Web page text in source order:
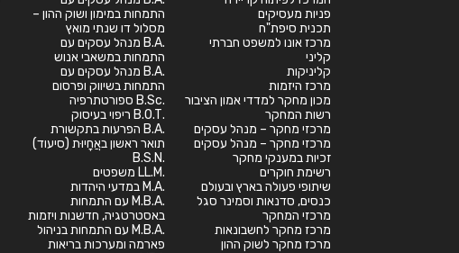
פניות מעסיקים
תכנית סיפת"ח
מרכז אונו למשפט חברתי
קליני
קליניקות
מרכז היזמות
מכון מחקר למדדי אמון הציבור
רשות המחקר
מרכזי מחקר – מנהל עסקים
מרכזי מחקר – מנהל עסקים
זכיות במענקי מחקר
רשימת חוקרים
שיתופי פעולה בארץ ובעולם
כנסים, סדנאות וסמינר סגל
מרכזי המחקר
מרכז מחקר לחשבונאות
מרכז מחקר לשוק ההון
התמחות במימון ושוק ההון –
מסלול דו שנתי מואץ
.B.A מנהל עסקים עם
התמחות במשאבי אנוש
.B.A מנהל עסקים עם
התמחות בשיווק ופרסום
.B.Sc ספורטתרפיה
.B.O.T ריפוי בעיסוק
.B.A הפרעות בתקשורת
תואר ראשון באֲחָיוּת (סיעוד)
.B.S.N
.LL.M משפטים
.M.A במדעי היהדות
.M.B.A עם התמחות
באסטרטגיה, חדשנות ויזמות
.M.B.A עם התמחות בניהול
פארמה ומערכות בריאות